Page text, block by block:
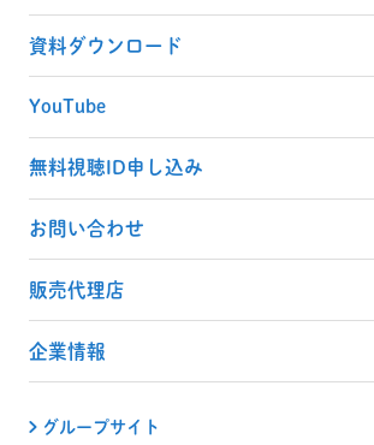
資料ダウンロード
YouTube
無料視聴ID申し込み
お問い合わせ
販売代理店
企業情報
グループサイト